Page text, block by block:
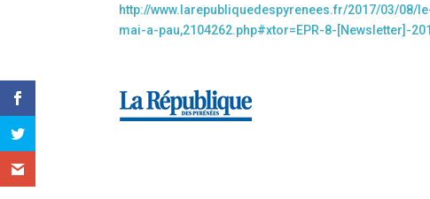
http://www.larepubliquedespyrenees.fr/2017/03/
mai-a-pau,2104262.php#xtor=EPR-8-[Newsletter]-